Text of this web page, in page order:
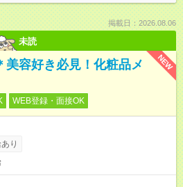
掲載日：2026.08.06
未読
NEW
美容好き必見！化粧品メ
WEB登録・面接OK
り